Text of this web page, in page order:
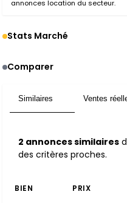
annonces location du secteur.
Stats Marché
Comparer
Similaires Ventes
2 annonces similaires
des critères proches.
BIEN PRIX